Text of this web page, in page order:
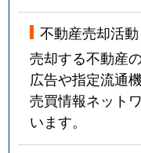
不動産売却活動
売却する不動産
広告や指定流通
売買情報ネット
います。